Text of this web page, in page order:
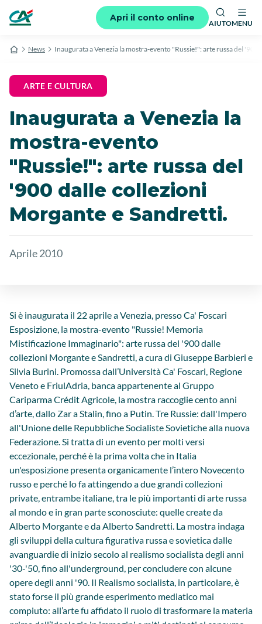
Apri il conto online
AIUTOMENU
News Inaugurata a Venezia la mostra-evento "Russie!": arte russa del
ARTE E CULTURA
Inaugurata a Venezia la
mostra-evento
"Russie!": arte russa del
'900 dalle collezioni
Morgante e Sandretti.
Aprile 2010
Si è inaugurata il 22 aprile a Venezia, presso Ca' Foscari
Esposizione, la mostra-evento "Russie! Memoria
Mistificazione Immaginario": arte russa del '900 dalle
collezioni Morgante e Sandretti, a cura di Giuseppe Barbieri e
Silvia Burini. Promossa dall’Università Ca' Foscari, Regione
Veneto e FriulAdria, banca appartenente al Gruppo
Cariparma Crédit Agricole, la mostra raccoglie cento anni
d’arte, dallo Zar a Stalin, fino a Putin. Tre Russie: dall'Impero
all'Unione delle Repubbliche Socialiste Sovietiche alla nuova
Federazione. Si tratta di un evento per molti versi
eccezionale, perché è la prima volta che in Italia
un'esposizione presenta organicamente l’intero Novecento
russo e perché lo fa attingendo a due grandi collezioni
private, entrambe italiane, tra le più importanti di arte russa
al mondo e in gran parte sconosciute: quelle create da
Alberto Morgante e da Alberto Sandretti. La mostra indaga
gli sviluppi della cultura figurativa russa e sovietica dalle
avanguardie di inizio secolo al realismo socialista degli anni
'30-'50, fino all'underground, per concludere con alcune
opere degli anni '90. Il Realismo socialista, in particolare, è
stato forse il più grande esperimento mediatico mai
compiuto: all’arte fu affidato il ruolo di trasformare la materia